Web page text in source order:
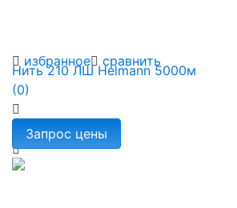
избранное сравнить
Нить 210 ЛШ Helmann 5000м
(0)